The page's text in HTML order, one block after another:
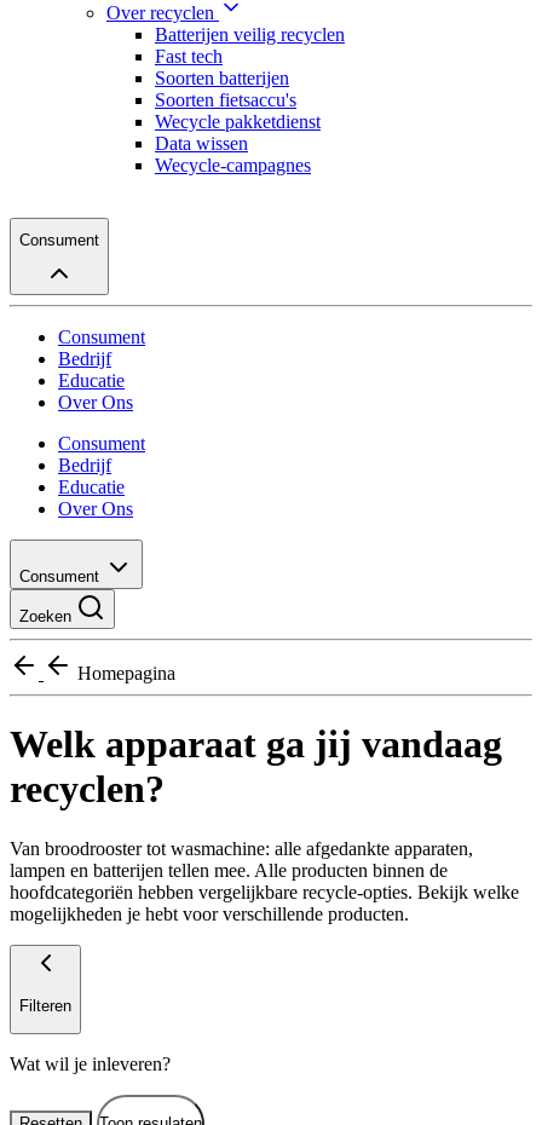
Over recyclen
Batterijen veilig recyclen
Fast tech
Soorten batterijen
Soorten fietsaccu's
Wecycle pakketdienst
Data wissen
Wecycle-campagnes
Consument
Consument
Bedrijf
Educatie
Over Ons
Consument
Bedrijf
Educatie
Over Ons
Consument
Zoeken
Homepagina
Welk apparaat ga jij vandaag
recyclen?
Van broodrooster tot wasmachine: alle afgedankte apparaten,
lampen en batterijen tellen mee. Alle producten binnen de
hoofdcategoriën hebben vergelijkbare recycle-opties. Bekijk welke
mogelijkheden je hebt voor verschillende producten.
Filteren
Wat wil je inleveren?